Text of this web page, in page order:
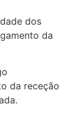
dos
da
da receção